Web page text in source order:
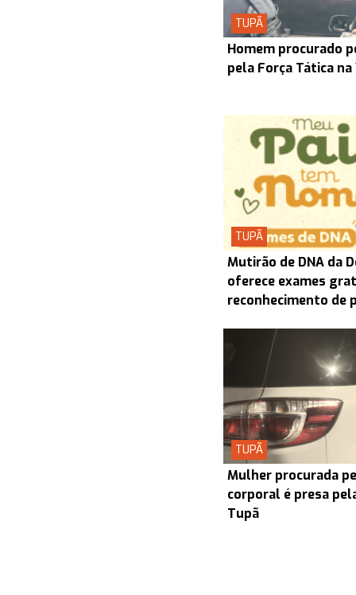
TUPÃ
Homem procurado
pela Força Tática
TUPÃ
Mutirão de DNA da
oferece exames
reconhecimento de
TUPÃ
Mulher procurada
corporal é presa
Tupã